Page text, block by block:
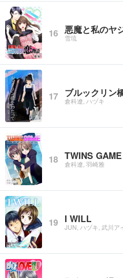
16 悪魔と私のヤ
雪琉
17 ブルックリン
倉科遼, ハヅキ
18 TWINS GAME
倉科遼, 羽崎雅
19 I WILL
JUN, ハヅキ, 武川ア